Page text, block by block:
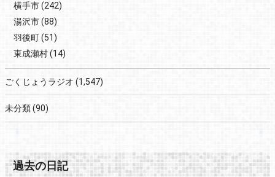
横手市(242)
湯沢市(88)
羽後町(51)
東成瀬村(14)
ごくじょうラジオ (1,547)
未分類(90)
過去の日記